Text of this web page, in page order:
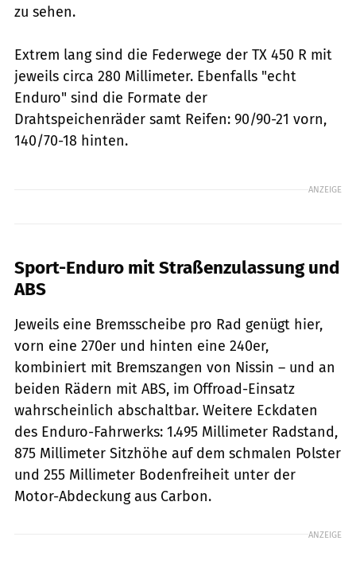
zu sehen.
Extrem lang sind die Federwege der TX 450 R mit
jeweils circa 280 Millimeter. Ebenfalls "echt
Enduro" sind die Formate der
Drahtspeichenräder samt Reifen: 90/90-21 vorn,
140/70-18 hinten.
ANZEIGE
Sport-Enduro mit Straßenzulassung und
ABS
Jeweils eine Bremsscheibe pro Rad genügt hier,
vorn eine 270er und hinten eine 240er,
kombiniert mit Bremszangen von Nissin – und an
beiden Rädern mit ABS, im Offroad-Einsatz
wahrscheinlich abschaltbar. Weitere Eckdaten
des Enduro-Fahrwerks: 1.495 Millimeter Radstand,
875 Millimeter Sitzhöhe auf dem schmalen Polster
und 255 Millimeter Bodenfreiheit unter der
Motor-Abdeckung aus Carbon.
ANZEIGE